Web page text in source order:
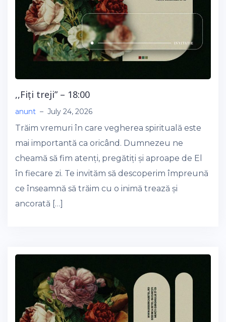
,,Fiți treji” – 18:00
anunt – July 24, 2026
Trăim vremuri în care vegherea spirituală este
mai importantă ca oricând. Dumnezeu ne
cheamă să fim atenți, pregătiți și aproape de El
în fiecare zi. Te invităm să descoperim împreună
ce înseamnă să trăim cu o inimă trează și
ancorată […]